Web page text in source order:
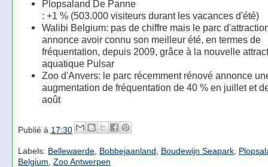
Plopsaland De Panne
: +1 % (503.000 visiteurs durant les vacances d'été)
Walibi Belgium: pas de chiffre mais le parc
annonce avoir connu son meilleur été, en termes de
fréquentation, depuis 2009, grâce à la nouvelle
aquatique Pulsar
Zoo d'Anvers: le parc récemment rénové annonce
augmentation de fréquentation de 40 % en juillet et
août
Publié à 17:30
Labels: Bellewaerde, Bobbejaanland Boudewijn Seapark,
Belgium Zoo Antwerpen